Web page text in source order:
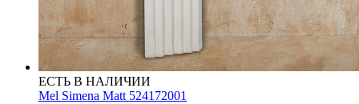
ЕСТЬ В НАЛИЧИИ
Mel Simena Matt 524172001